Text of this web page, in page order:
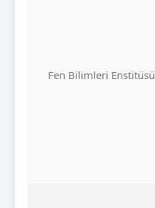
Fen Bilimleri Enstitüsü